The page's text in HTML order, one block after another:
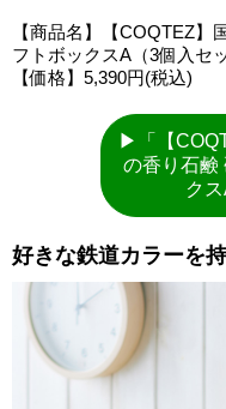
【商品名】【COQTEZ
フトボックスA（3個入セッ
【価格】5,390円(税込)
▶「【
の香り石鹸
ク
好きな鉄道カラーを